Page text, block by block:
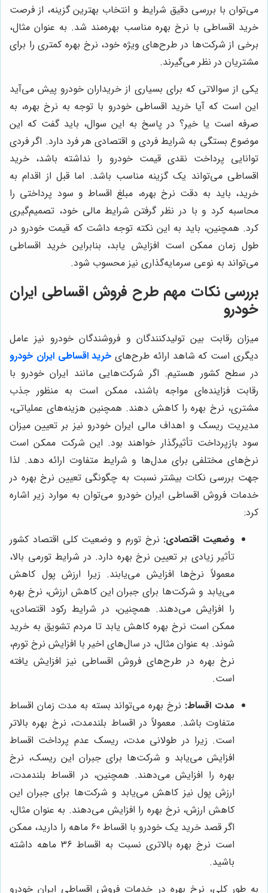
می‌توان با بررسی دقیق شرایط و انتخاب بهترین گزینه، از فرصت
خرید اقساطی با نرخ بهره مناسب بهره‌مند شد. به عنوان مثال،
برخی از شرکت‌ها در طرح‌های ویژه خود، نرخ بهره کمتری را برای
مشتریان در نظر می‌گیرند.
یکی از سوالاتی که برای بسیاری از خریداران خودرو پیش می‌آید
این است که آیا خرید اقساطی خودرو با توجه به نرخ بهره، به
صرفه است یا خیر؟ در پاسخ به این سوال، باید گفت که این
موضوع بستگی به شرایط فردی و اقتصادی هر فرد دارد. اگر فردی
توانایی پرداخت نقدی قیمت خودرو را نداشته باشد، خرید
اقساطی می‌تواند یک گزینه مناسب باشد. اما قبل از اقدام به
خرید، باید به دقت نرخ بهره، مبلغ اقساط و سود پرداختی را
محاسبه کرد و با در نظر گرفتن شرایط مالی خود، تصمیم‌گیری
کرد. همچنین، باید به این نکته توجه داشت که قیمت خودرو در
طول زمان ممکن است افزایش یابد، بنابراین خرید اقساطی
می‌تواند به نوعی سرمایه‌گذاری نیز محسوب شود.
بررسی نکات مهم طرح فروش اقساطی ایران
خودرو
میزان رقابت بین تولیدکنندگان و فروشندگان خودرو نیز عامل
دیگری است که شاهد ارائه طرح‌های خرید اقساطی ایران خودرو
در سطح کشور هستیم. اگر شرکت‌هایی مانند ایران خودرو با
رقابت فزاینده‌ای مواجه باشند، ممکن است به منظور جذب
مشتری، نرخ بهره را کاهش دهند. همچنین هزینه‌های عملیاتی،
مدیریت ریسک و اهداف مالی ایران خودرو نیز بر تعیین میزان
سود بازپرداخت تأثیرگذار خواهند بود. این شرکت ممکن است
نرخ‌های مختلفی برای مدل‌ها و شرایط متفاوت ارائه دهد. لذا
جهت بررسی نکات بیشتر نسبت به چگونگی تعیین نرخ بهره در
خدمات فروش اقساطی ایران خودرو می‌توان به موارد زیر اشاره
کرد:
وضعیت اقتصادی: نرخ تورم و وضعیت کلی اقتصاد کشور
تأثیر زیادی بر تعیین نرخ بهره دارد. در شرایط تورمی بالا،
معمولاً نرخ‌ها افزایش می‌یابند. زیرا ارزش پول کاهش
می‌یابد و شرکت‌ها برای جبران این کاهش ارزش، نرخ بهره
را افزایش می‌دهند. همچنین، در شرایط رکود اقتصادی،
ممکن است نرخ بهره کاهش یابد تا مردم تشویق به خرید
شوند. به عنوان مثال، در سال‌های اخیر با افزایش نرخ تورم،
نرخ بهره در طرح‌های فروش اقساطی نیز افزایش یافته
است.
مدت اقساط: نرخ بهره می‌تواند بسته به مدت زمان اقساط
متفاوت باشد. معمولاً در اقساط بلندمدت، نرخ بهره بالاتر
است. زیرا در طولانی مدت، ریسک عدم پرداخت اقساط
افزایش می‌یابد و شرکت‌ها برای جبران این ریسک، نرخ
بهره را افزایش می‌دهند. همچنین، در اقساط بلندمدت،
ارزش پول نیز کاهش می‌یابد و شرکت‌ها برای جبران این
کاهش ارزش، نرخ بهره را افزایش می‌دهند. به عنوان مثال،
اگر قصد خرید یک خودرو با اقساط 60 ماهه را دارید، ممکن
است نرخ بهره بالاتری نسبت به اقساط 36 ماهه داشته
باشید.
به طور کلی، نرخ بهره در خدمات فروش اقساطی ایران خودرو